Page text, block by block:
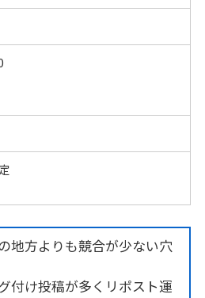
地方よりも競合が少ない穴
付け投稿が多くリポスト運